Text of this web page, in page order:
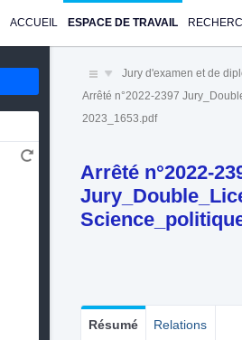
ACCUEIL ESPACE DE TRAVAIL
Jury d'examen et de
Arrêté n°2022-2397
2023_1653.pdf
Arrêté n°2022-
Résumé Relations